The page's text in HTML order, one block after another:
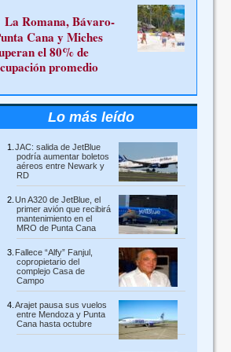
La Romana, Bávaro-
Cana y Miches
el 80% de
promedio
Lo más leído
JAC: salida de JetBlue
podría aumentar boletos
aéreos entre Newark y
RD
Un A320 de JetBlue, el
primer avión que recibirá
mantenimiento en el
MRO de Punta Cana
Fallece “Alfy” Fanjul,
copropietario del
complejo Casa de
Campo
Arajet pausa sus vuelos
entre Mendoza y Punta
Cana hasta octubre